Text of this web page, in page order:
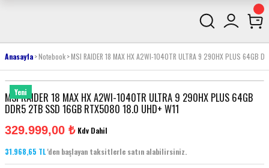
Anasayfa Notebook MSI RAIDER 18 MAX HX A2WI-1040TR ULTRA 9 290HX PLUS 64GB
Yeni
MSI RAIDER 18 MAX HX A2WI-1040TR ULTRA 9 290HX PLUS 64GB
DDR5 2TB SSD 16GB RTX5080 18.0 UHD+ W11
329.999,00 ₺ Kdv Dahil
31.968,65 TL'den başlayan taksitlerle satın alabilirsiniz.